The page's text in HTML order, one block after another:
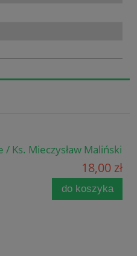
Ks. Mieczysław Maliński
18,00 zł
do koszyka